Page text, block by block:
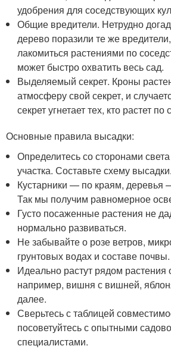
удобрения для соседствующих
Общие вредители. Нетрудно
дерево поразили те же
лакомиться растениями по
может быстро охватить весь сад.
Выделяемый секрет. Кроны
атмосферу свой секрет, и
секрет угнетает тех, кто растет по
Основные правила высадки:
Определитесь со сторонами
участка. Составьте схему высадки.
Кустарники — по краям, деревья
Так мы получим равномерное
Густо посаженные растения не
нормально развиваться.
Не забывайте о розе ветров,
грунтовых водах и составе почвы.
Идеально растут рядом растения
например, вишня с вишней,
далее.
Сверьтесь с таблицей
посоветуйтесь с опытными
специалистами.